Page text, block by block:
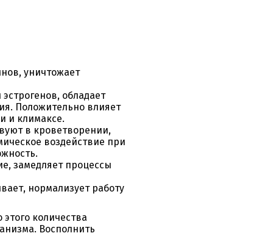
уничтожает
обладает
Положительно влияет
и климаксе.
в кроветворении,
воздействие при
замедляет процессы
нормализует работу
количества
Восполнить